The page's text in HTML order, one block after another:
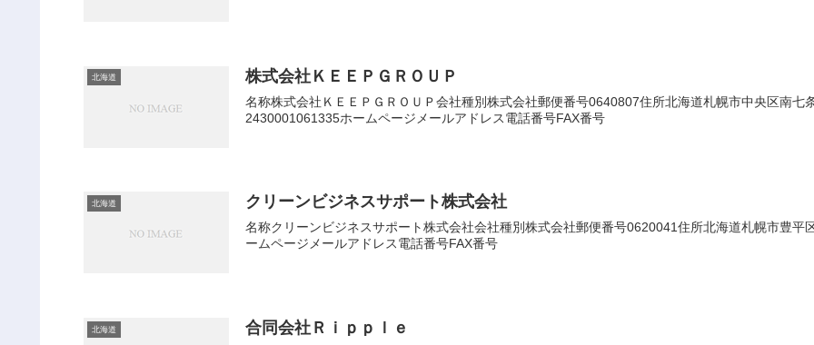
北海道 株式会社ＫＥＥＰＧＲＯＵＰ
名称株式会社ＫＥＥＰＧＲＯＵＰ会社種別株式会社郵便番号0640807住所北海道札幌市中央区南七
2430001061335ホームページメールアドレス電話番号FAX番号
北海道 クリーンビジネスサポート株式会社
名称クリーンビジネスサポート株式会社会社種別株式会社郵便番号0620041住所北海道札幌市豊
ームページメールアドレス電話番号FAX番号
北海道 合同会社Ｒｉｐｐｌｅ